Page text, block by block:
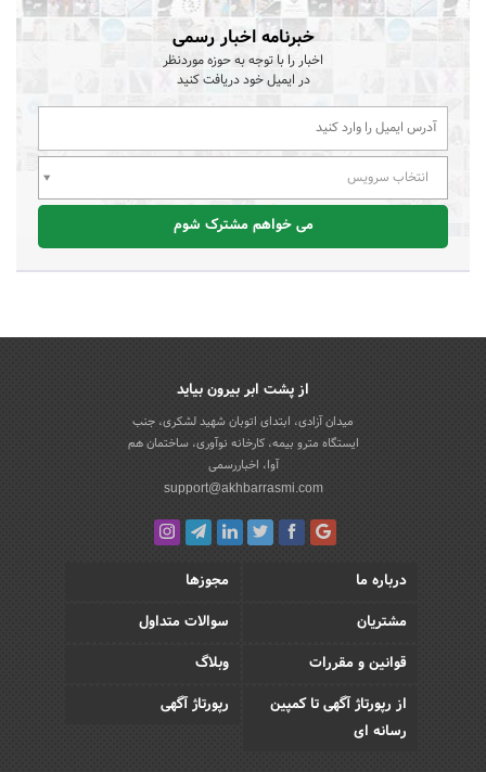
خبرنامه اخبار رسمی
اخبار را با توجه به حوزه موردنظر
در ایمیل خود دریافت کنید
انتخاب سرویس
می خواهم مشترک شوم
از پشت ابر بیرون بیاید
میدان آزادی، ابتدای اتوبان شهید لشکری، جنب
ایستگاه مترو بیمه، کارخانه نوآوری، ساختمان هم
آوا، اخباررسمی
support@akhbarrasmi.com
درباره ما
مجوزها
مشتریان
سوالات متداول
قوانین و مقررات
وبلاگ
از رپورتاژ آگهی تا کمپین
رسانه ای
رپورتاژ آگهی